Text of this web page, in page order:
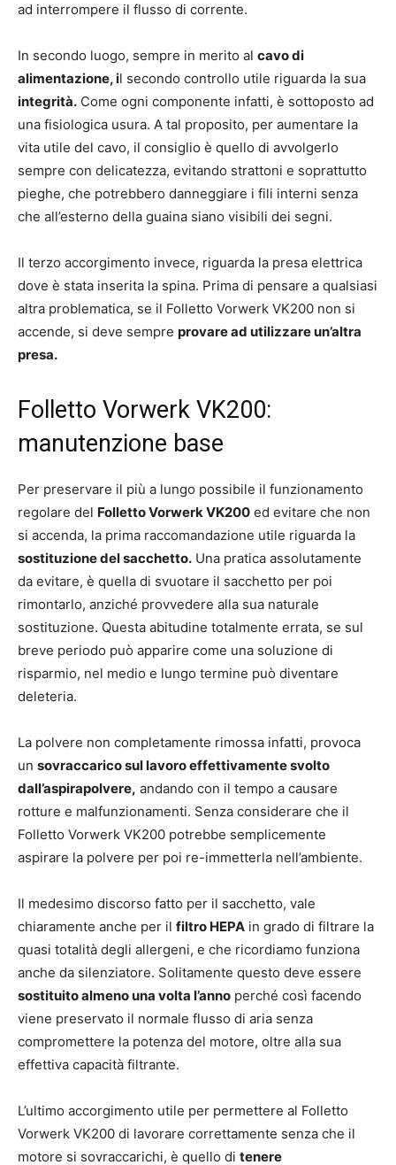
ad interrompere il flusso di corrente.
In secondo luogo, sempre in merito al cavo di
alimentazione, il secondo controllo utile riguarda la sua
integrità. Come ogni componente infatti, è sottoposto ad
una fisiologica usura. A tal proposito, per aumentare la
vita utile del cavo, il consiglio è quello di avvolgerlo
sempre con delicatezza, evitando strattoni e soprattutto
pieghe, che potrebbero danneggiare i fili interni senza
che all’esterno della guaina siano visibili dei segni.
Il terzo accorgimento invece, riguarda la presa elettrica
dove è stata inserita la spina. Prima di pensare a qualsiasi
altra problematica, se il Folletto Vorwerk VK200 non si
accende, si deve sempre provare ad utilizzare un’altra
presa.
Folletto Vorwerk VK200:
manutenzione base
Per preservare il più a lungo possibile il funzionamento
regolare del Folletto Vorwerk VK200 ed evitare che non
si accenda, la prima raccomandazione utile riguarda la
sostituzione del sacchetto. Una pratica assolutamente
da evitare, è quella di svuotare il sacchetto per poi
rimontarlo, anziché provvedere alla sua naturale
sostituzione. Questa abitudine totalmente errata, se sul
breve periodo può apparire come una soluzione di
risparmio, nel medio e lungo termine può diventare
deleteria.
La polvere non completamente rimossa infatti, provoca
un sovraccarico sul lavoro effettivamente svolto
dall’aspirapolvere, andando con il tempo a causare
rotture e malfunzionamenti. Senza considerare che il
Folletto Vorwerk VK200 potrebbe semplicemente
aspirare la polvere per poi re-immetterla nell’ambiente.
Il medesimo discorso fatto per il sacchetto, vale
chiaramente anche per il filtro HEPA in grado di filtrare la
quasi totalità degli allergeni, e che ricordiamo funziona
anche da silenziatore. Solitamente questo deve essere
sostituito almeno una volta l’anno perché così facendo
viene preservato il normale flusso di aria senza
compromettere la potenza del motore, oltre alla sua
effettiva capacità filtrante.
L’ultimo accorgimento utile per permettere al Folletto
Vorwerk VK200 di lavorare correttamente senza che il
motore si sovraccarichi, è quello di tenere